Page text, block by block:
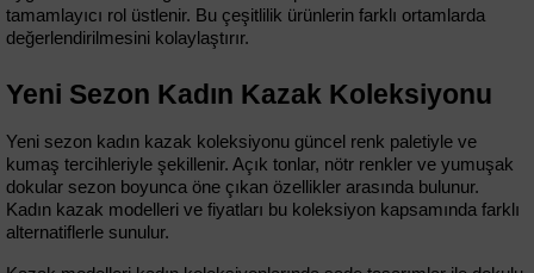
tamamlayıcı rol üstlenir. Bu çeşitlilik ürünlerin farklı ortamlarda
değerlendirilmesini kolaylaştırır.
Yeni Sezon Kadın Kazak Koleksiyonu
Yeni sezon kadın kazak koleksiyonu güncel renk paletiyle ve
kumaş tercihleriyle şekillenir. Açık tonlar, nötr renkler ve yumuşak
dokular sezon boyunca öne çıkan özellikler arasında bulunur.
Kadın kazak modelleri ve fiyatları bu koleksiyon kapsamında farklı
alternatiflerle sunulur.